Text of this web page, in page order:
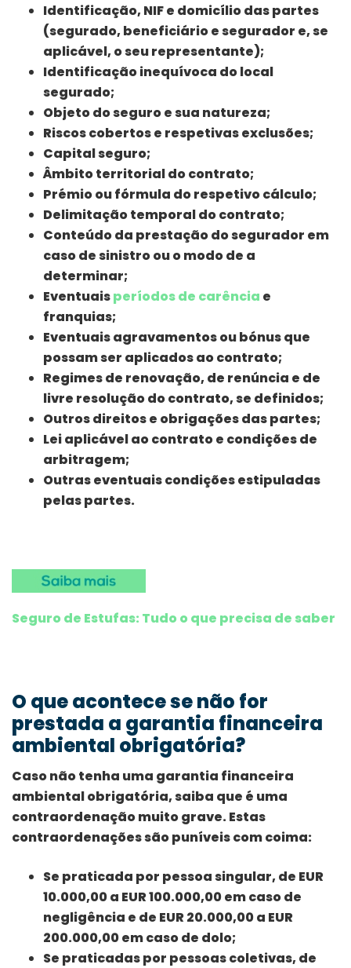
Identificação, NIF e domicílio das partes
(segurado, beneficiário e segurador e, se
aplicável, o seu representante);
Identificação inequívoca do local
segurado;
Objeto do seguro e sua natureza;
Riscos cobertos e respetivas exclusões;
Capital seguro;
Âmbito territorial do contrato;
Prémio ou fórmula do respetivo cálculo;
Delimitação temporal do contrato;
Conteúdo da prestação do segurador em
caso de sinistro ou o modo de a
determinar;
Eventuaisperíodos de carência e
franquias;
Eventuais agravamentos ou bónus que
possam ser aplicados ao contrato;
Regimes de renovação, de renúncia e de
livre resolução do contrato, se definidos;
Outros direitos e obrigações das partes;
Lei aplicável ao contrato e condições de
arbitragem;
Outras eventuais condições estipuladas
pelas partes.
Seguro de Estufas: Tudo o que precisa de saber
O que acontece se não for
prestada a garantia financeira
ambiental obrigatória?
Caso não tenha uma garantia financeira
ambiental obrigatória, saiba que é uma
contraordenação muito grave. Estas
contraordenações são puníveis com coima:
Se praticada por pessoa singular, de EUR
10.000,00 a EUR 100.000,00 em caso de
negligência e de EUR 20.000,00 a EUR
200.000,00 em caso de dolo;
Se praticadas por pessoas coletivas, de